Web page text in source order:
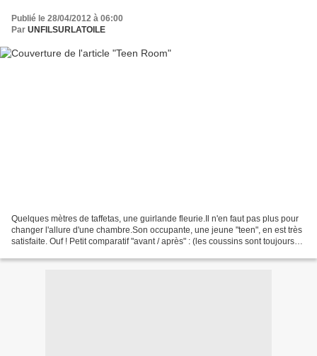
Publié le 28/04/2012 à 06:00
Par UNFILSURLATOILE
Quelques mètres de taffetas, une guirlande fleurie.Il n'en faut pas plus pour
changer l'allure d'une chambre.Son occupante, une jeune "teen", en est très
satisfaite. Ouf ! Petit comparatif "avant / après" : (les coussins sont toujours